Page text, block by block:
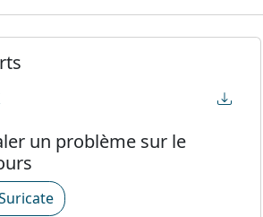
un problème sur le